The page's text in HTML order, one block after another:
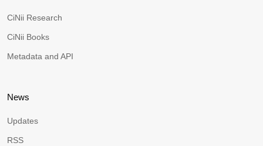
CiNii Research
CiNii Books
Metadata and API
News
Updates
RSS